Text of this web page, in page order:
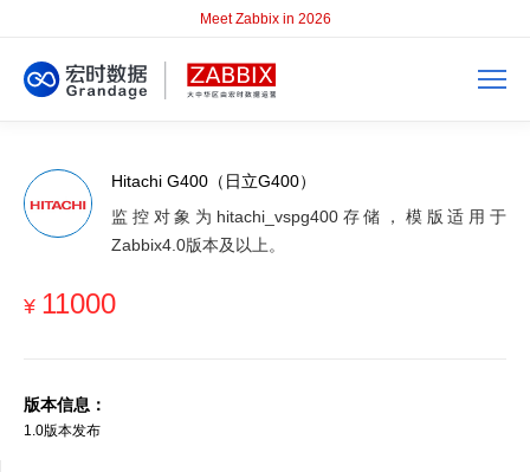
Meet Zabbix in 2026
Hitachi G400（日立G400）
监控对象为hitachi_vspg400存储，模版适用于
Zabbix4.0版本及以上。
¥ 11000
版本信息：
1.0版本发布